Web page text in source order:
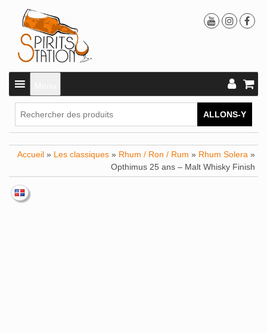
ALLONS-Y
Accueil » Les classiques » Rhum / Ron / Rum » Rhum Solera »
Opthimus 25 ans – Malt Whisky Finish